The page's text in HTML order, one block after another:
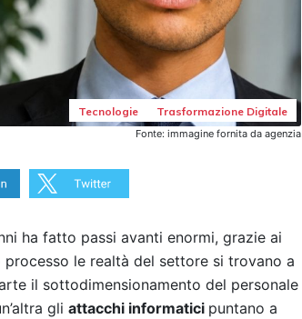
Tecnologie Trasformazione Digitale
Fonte: immagine fornita da agenzia
ha fatto passi avanti enormi, grazie ai
le realtà del settore si trovano a
il sottodimensionamento del personale
gli attacchi informatici puntano a